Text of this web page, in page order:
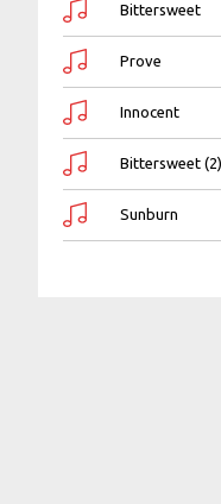
Bittersweet
Prove
Innocent
Bittersweet (2)
Sunburn